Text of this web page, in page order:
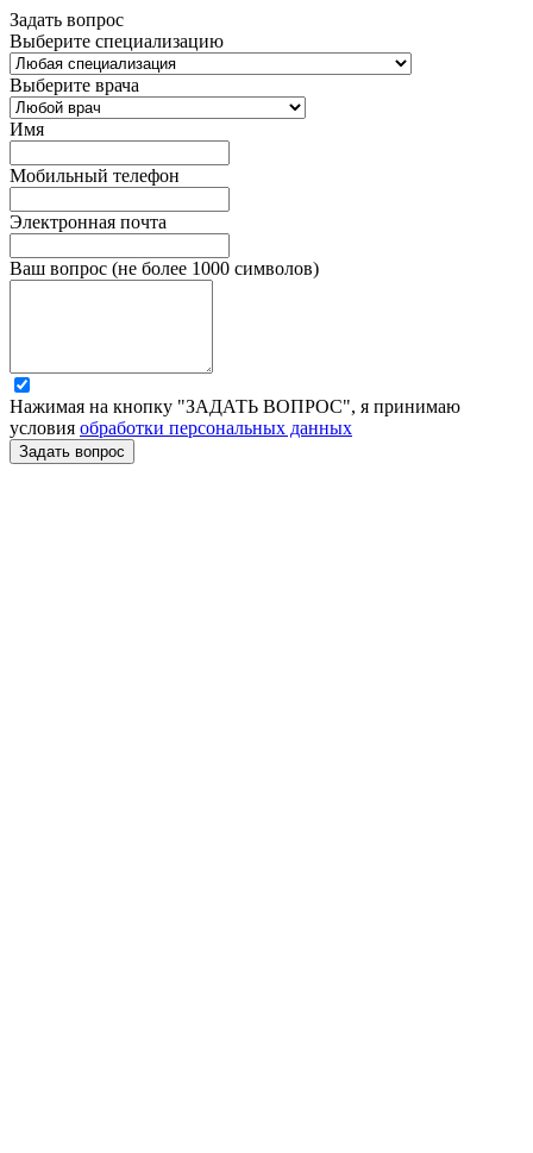
Задать вопрос
Выберите специализацию
Выберите врача
Имя
Мобильный телефон
Электронная почта
Ваш вопрос (не более 1000 символов)
Нажимая на кнопку "ЗАДАТЬ ВОПРОС", я принимаю
условия обработки персональных данных
Задать вопрос